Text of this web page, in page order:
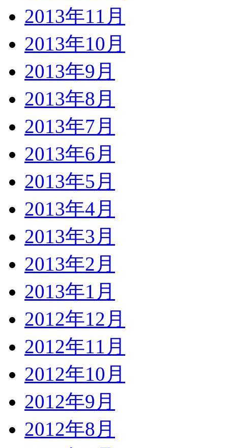
2013年11月
2013年10月
2013年9月
2013年8月
2013年7月
2013年6月
2013年5月
2013年4月
2013年3月
2013年2月
2013年1月
2012年12月
2012年11月
2012年10月
2012年9月
2012年8月